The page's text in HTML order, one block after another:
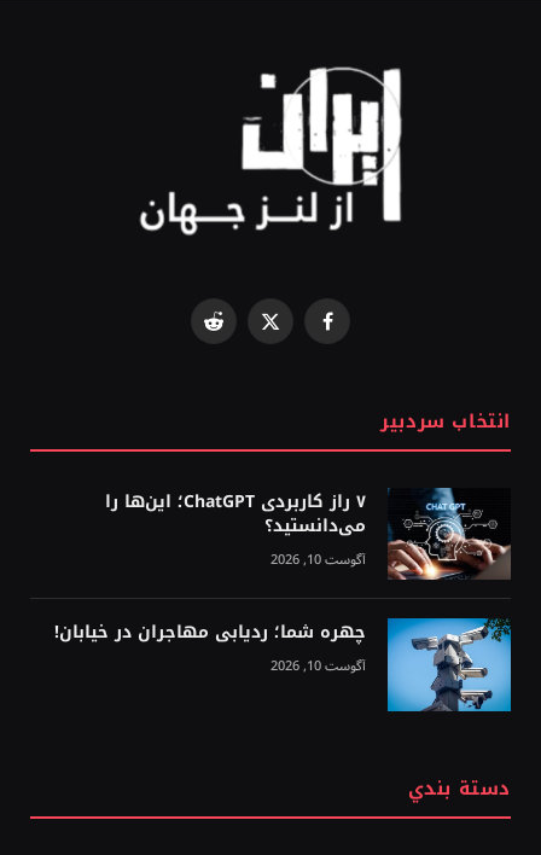
Facebook
X
Reddit
انتخاب سردبیر
۷ راز کاربردی ChatGPT؛ این‌ها را
می‌دانستید؟
آگوست 10, 2026
چهره شما؛ ردیابی مهاجران در خیابان!
آگوست 10, 2026
دستة بندي